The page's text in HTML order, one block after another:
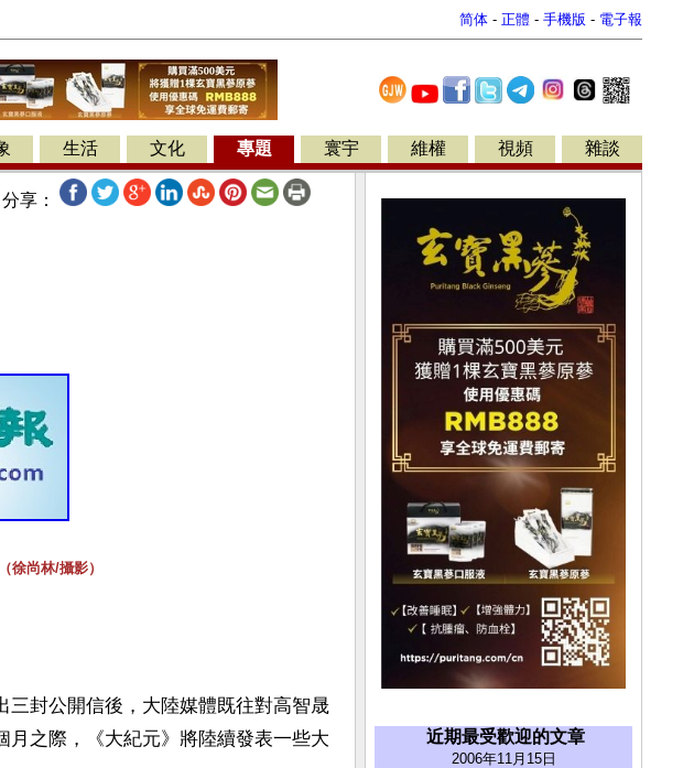
简体 - 正體 - 手機版 - 電子報
生活 文化 專題 寰宇 維權 視頻 雜談
享：
徐尚林/攝影）
三封公開信後，大陸媒體既往對高智晟
之際，《大紀元》將陸續發表一些大
近期最受歡迎的文章
2006年11月15日